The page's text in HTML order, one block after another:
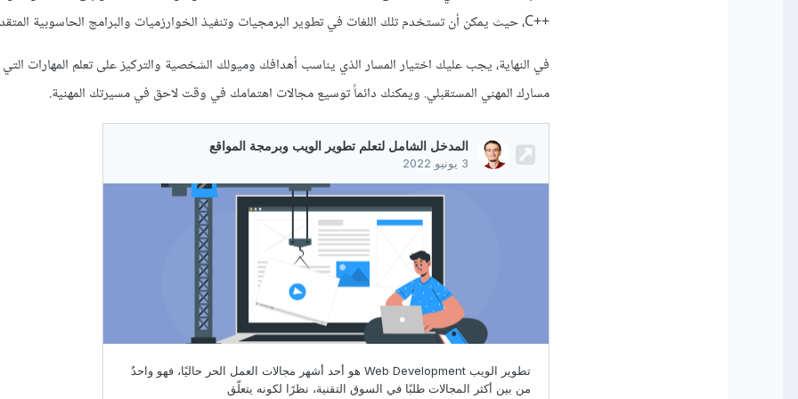
++C، حيث يمكن أن تستخدم تلك اللغات في تطوير البرمجيات وتنفيذ الخوارزميات والبرامج الحاسوبية المتقدمة.
في النهاية، يجب عليك اختيار المسار الذي يناسب أهدافك وميولك الشخصية والتركيز على تعلم المهارات
مسارك المهني المستقبلي. ويمكنك دائماً توسيع مجالات اهتمامك في وقت لاحق في مسيرتك المهنية.